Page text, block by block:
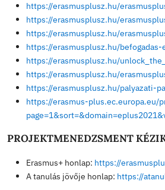
https://atanulasjovoje.hu
https://atanulasjovoje.hu/
lepesrol-lepesre
https://atanulasjovoje.hu/
https://atanulasjovoje.hu/
https://atanulasjovoje.hu/
https://tka.hu/hir/19180/
https://europass.hu/
https://europass.hu/
https://europass.hu/